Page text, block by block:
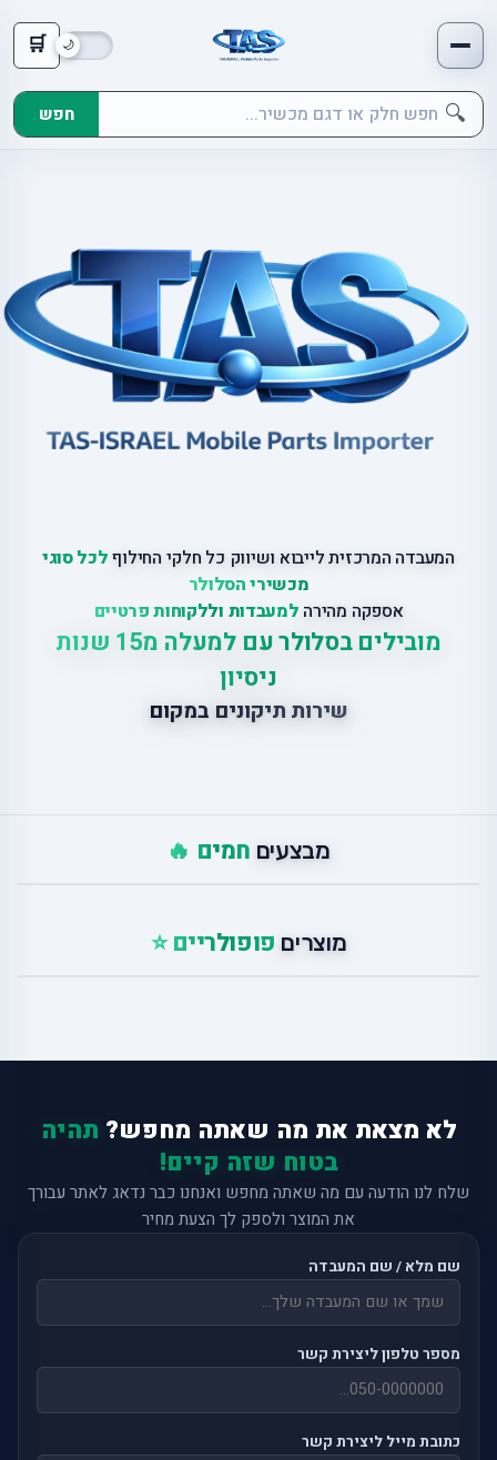
🛒
🔍 חפש
המעבדה המרכזית לייבוא ושיווק כל חלקי החילוףלכל סוגי
מכשירי הסלולר
אספקה מהירה למעבדות וללקוחות פרטיים
מובילים בסלולר עם למעלה מ15 שנות
ניסיון
שירות תיקונים במקום
מבצעים חמים 🔥
מוצרים פופולריים ⭐
לא מצאת את מה שאתה מחפש? תהיה
בטוח שזה קיים!
שלח לנו הודעה עם מה שאתה מחפש ואנחנו כבר נדאג לאתר עבורך
את המוצר ולספק לך הצעת מחיר
שם מלא / שם המעבדה
מספר טלפון ליצירת קשר
כתובת מייל ליצירת קשר